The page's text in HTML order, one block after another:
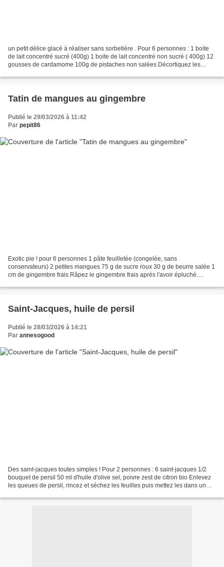
un petit délice glacé à réaliser sans sorbetière . Pour 6 personnes : 1 boite
de lait concentré sucré (400g) 1 boite de lait concentré non sucré ( 400g) 12
gousses de cardamome 100g de pistaches non salées Décortiquez les
Tatin de mangues au gingembre
Publié le 29/03/2026 à 11:42
Par pepit86
Exotic pie ! pour 6 personnes 1 pâte feuilletée (congelée, sans
conservateurs) 2 petites mangues 75 g de sucre roux 30 g de beurre salée 1
cm de gingembre frais Râpez le gingembre frais aprés l'avoir épluché.
Saint-Jacques, huile de persil
Publié le 28/03/2026 à 14:21
Par annesogood
Des saint-jacques toutes simples ! Pour 2 personnes : 6 saint-jacques 1/2
bouquet de persil 50 ml d'huile d'olive sel, poivre zest de citron bio Enlevez
les queues de persil, rincez et séchez les feuilles puis mettez les dans un